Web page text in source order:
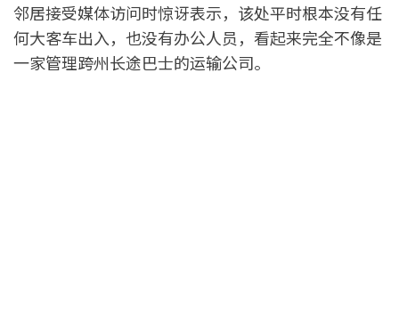
邻居接受媒体访问时惊讶表示，该处平时根本没有任
何大客车出入，也没有办公人员，看起来完全不像是
一家管理跨州长途巴士的运输公司。